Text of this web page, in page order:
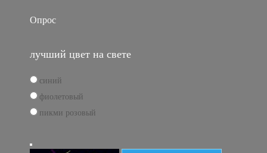
Опрос
лучший цвет на свете
синий
фиолетовый
пикми розовый